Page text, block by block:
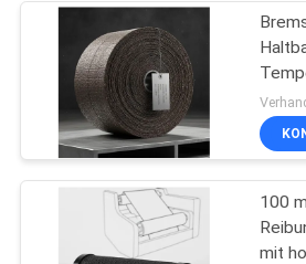
Material
Grad
100
mit